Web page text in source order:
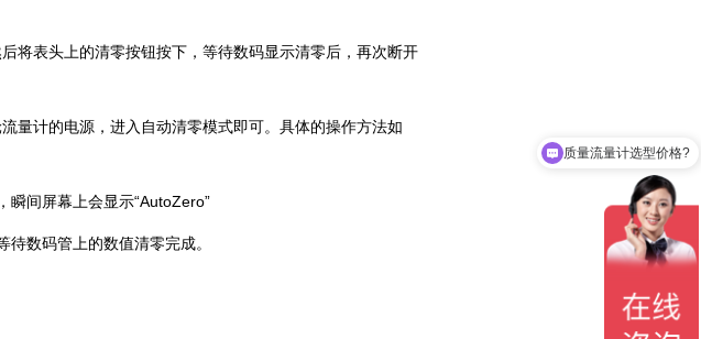
将表头上的清零按钮按下，等待数码显示清零后，再次断开
量计的电源，进入自动清零模式即可。具体的操作方法如
瞬间屏幕上会显示“AutoZero”
数码管上的数值清零完成。
质量流量计选型价格?